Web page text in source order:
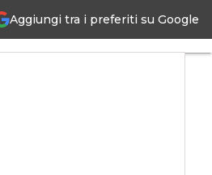
Aggiungi tra i preferiti su Google